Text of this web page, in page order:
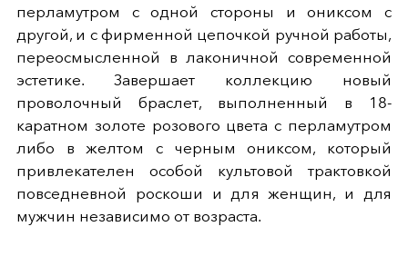
перламутром с одной стороны и ониксом с
другой, и с фирменной цепочкой ручной работы,
переосмысленной в лаконичной современной
эстетике. Завершает коллекцию новый
проволочный браслет, выполненный в 18-
каратном золоте розового цвета с перламутром
либо в желтом с черным ониксом, который
привлекателен особой культовой трактовкой
повседневной роскоши и для женщин, и для
мужчин независимо от возраста.